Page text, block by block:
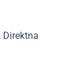
Direktna